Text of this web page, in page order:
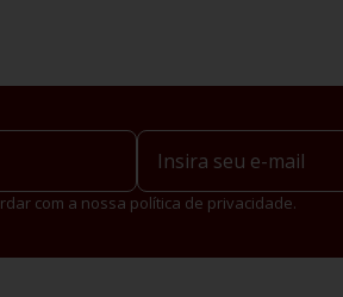
com a nossa política de privacidade.